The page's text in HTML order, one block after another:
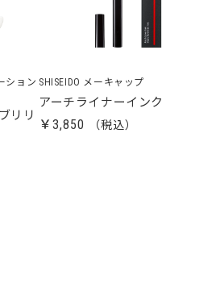
ション
リリ
SHISEIDO メーキャップ
アーチライナーインク
￥3,850